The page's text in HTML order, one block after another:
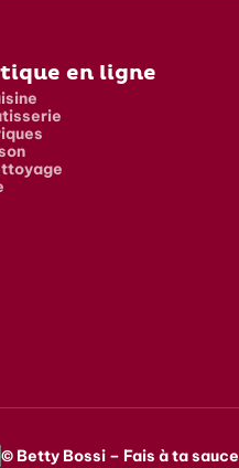
en ligne
© Betty Bossi – Fais à ta sauce